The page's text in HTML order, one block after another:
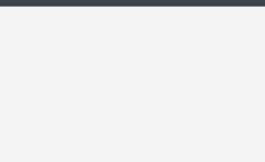
altında buzağı arayanların sayfası.